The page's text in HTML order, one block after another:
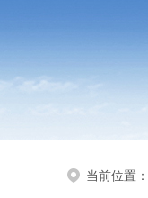
当前位置：